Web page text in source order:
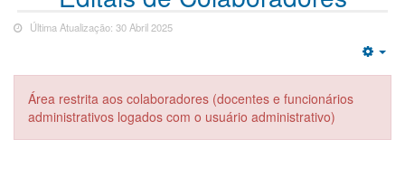
Última Atualização: 30 Abril 2025
Área restrita aos colaboradores (docentes e funcionários
administrativos logados com o usuário administrativo)